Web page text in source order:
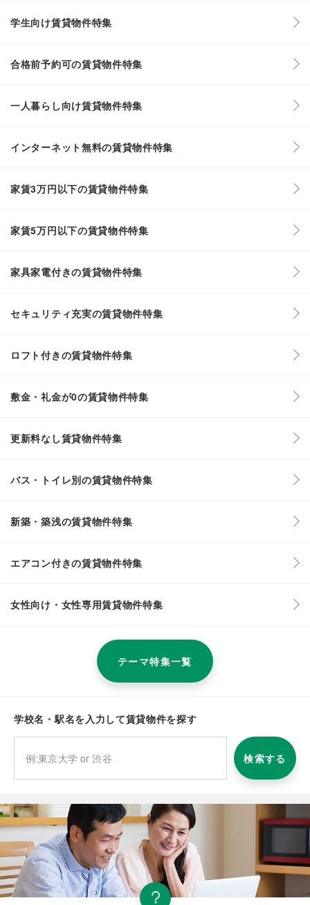
学生向け賃貸物件特集
合格前予約可の賃貸物件特集
一人暮らし向け賃貸物件特集
インターネット無料の賃貸物件特集
家賃3万円以下の賃貸物件特集
家賃5万円以下の賃貸物件特集
家具家電付きの賃貸物件特集
セキュリティ充実の賃貸物件特集
ロフト付きの賃貸物件特集
敷金・礼金が0の賃貸物件特集
更新料なし賃貸物件特集
バス・トイレ別の賃貸物件特集
新築・築浅の賃貸物件特集
エアコン付きの賃貸物件特集
女性向け・女性専用賃貸物件特集
テーマ特集一覧
学校名・駅名を入力して賃貸物件を探す
検索する